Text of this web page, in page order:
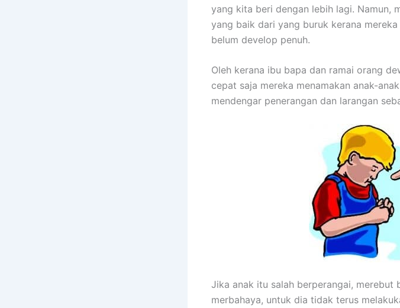
yang kita beri dengan lebih lagi. Namun,
yang baik dari yang buruk kerana
belum develop penuh.
Oleh kerana ibu bapa dan ramai orang
cepat saja mereka menamakan anak-
mendengar penerangan dan larangan
Jika anak itu salah berperangai, merebut
merbahaya, untuk dia tidak terus